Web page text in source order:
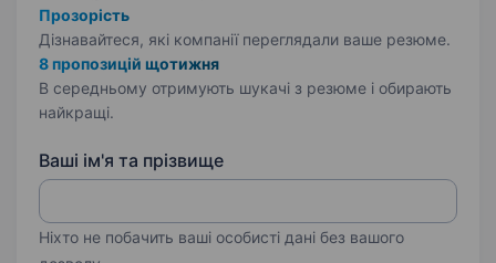
Прозорість
Дізнавайтеся, які компанії переглядали ваше резюме.
8 пропозицій щотижня
В середньому отримують шукачі з резюме і обирають
найкращі.
Ваші ім'я та прізвище
Ніхто не побачить ваші особисті дані без вашого